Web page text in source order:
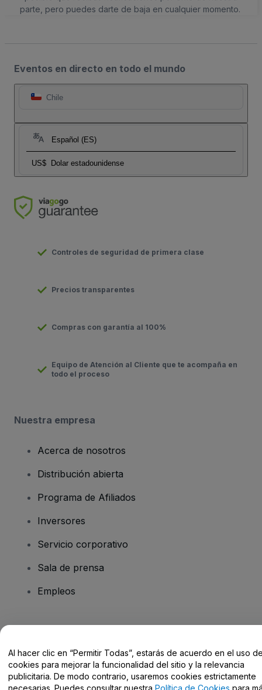
parte, pero puedes darte de baja en cualquier momento.
Eventos en directo en todo el mundo
Chile
Español (ES)
US$ Dolar estadounidense
Controles de seguridad de primera clase
Precios transparentes
Compras con garantía al 100%
Equipo de Atención al Cliente que te acompaña en
todo el proceso
Nuestra empresa
Acerca de nosotros
Distribución abierta
Programa de Afiliados
Inversores
Servicio corporativo
Sala de prensa
Empleos
Centro de Ayuda / Contacto
Al hacer clic en “Permitir Todas”, estarás de acuerdo en el uso
cookies para mejorar la funcionalidad del sitio y la relevancia
publicitaria. De modo contrario, usaremos cookies estrictamente
necesarias. Puedes consultar nuestra Política de Cookies para